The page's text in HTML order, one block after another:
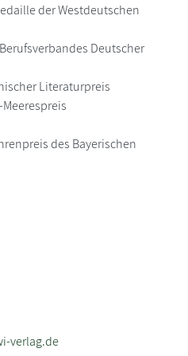
der Westdeutschen
Deutscher
Literaturpreis
des Bayerischen
verlag.de